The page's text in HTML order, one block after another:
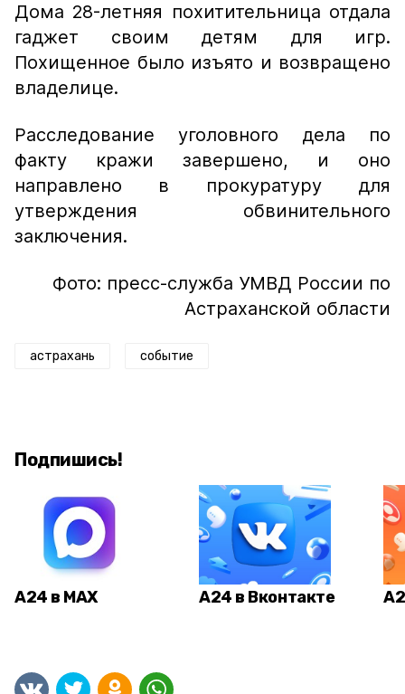
Дома 28-летняя похитительница отдала
гаджет своим детям для игр.
Похищенное было изъято и возвращено
владелице.
Расследование уголовного дела по
факту кражи завершено, и оно
направлено в прокуратуру для
утверждения обвинительного
заключения.
Фото: пресс-служба УМВД России по
Астраханской области
астрахань событие
Подпишись!
А24 в MAX А24 в Вконтакте